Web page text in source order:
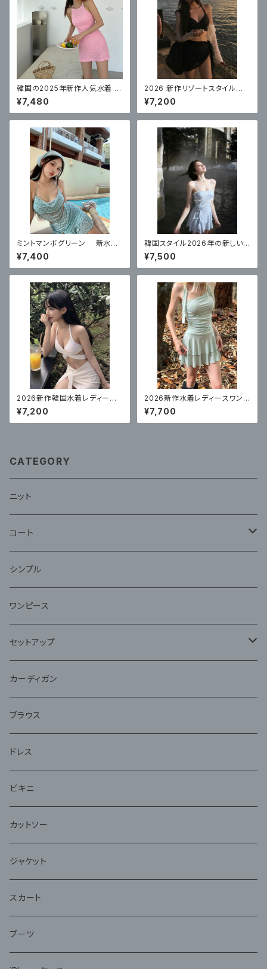
韓国の2025年新作人気水着 レ
ディース ワンピース スカート 無
地 着痩せ お腹カバー セクシー
¥7,480
2026 新作リゾートスタイル水
着レディースビキニ高品質スパ
ロングスカートセクシー 3 点
セット
¥7,200
ミントマンボグリーン 新水着
レディース 美しいハイエンド ス
プリットスカートスタイル リゾー
ト
¥7,400
韓国スタイル2026年の新しい
女性用水着、ハイエンドワンピ
ース温泉コンサバスカートスタイ
ルサスペンダー
¥7,500
2026新作韓国水着レディース
セクシービキニ白スリーピース
温泉リゾート
¥7,200
2026新作水着レディースワンピ
ーススカートスタイル高級で美し
いリゾート水着ミントブルー 体
型カバー
¥7,700
CATEGORY
ニット
コート
ファー
シンプル
ワンピース
セットアップ
ジャケット
アンサンブル
カーディガン
ブラウス
ドレス
ビキニ
カットソー
ジャケット
スカート
ブーツ